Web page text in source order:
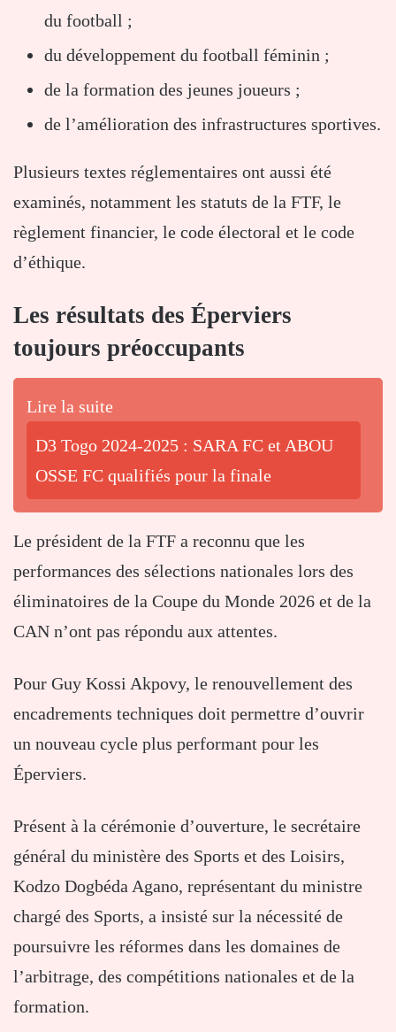
du football ;
du développement du football féminin ;
de la formation des jeunes joueurs ;
de l’amélioration des infrastructures sportives.
Plusieurs textes réglementaires ont aussi été
examinés, notamment les statuts de la FTF, le
règlement financier, le code électoral et le code
d’éthique.
Les résultats des Éperviers
toujours préoccupants
Lire la suite
D3 Togo 2024-2025 : SARA FC et ABOU
OSSE FC qualifiés pour la finale
Le président de la FTF a reconnu que les
performances des sélections nationales lors des
éliminatoires de la Coupe du Monde 2026 et de la
CAN n’ont pas répondu aux attentes.
Pour Guy Kossi Akpovy, le renouvellement des
encadrements techniques doit permettre d’ouvrir
un nouveau cycle plus performant pour les
Éperviers.
Présent à la cérémonie d’ouverture, le secrétaire
général du ministère des Sports et des Loisirs,
Kodzo Dogbéda Agano, représentant du ministre
chargé des Sports, a insisté sur la nécessité de
poursuivre les réformes dans les domaines de
l’arbitrage, des compétitions nationales et de la
formation.